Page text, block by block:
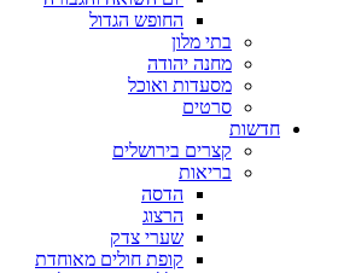
החופש הגדול
בתי מלון
מחנה יהודה
מסעדות ואוכל
סרטים
חדשות
קצרים בירושלים
בריאות
הדסה
הרצוג
שערי צדק
קופת חולים מאוחדת